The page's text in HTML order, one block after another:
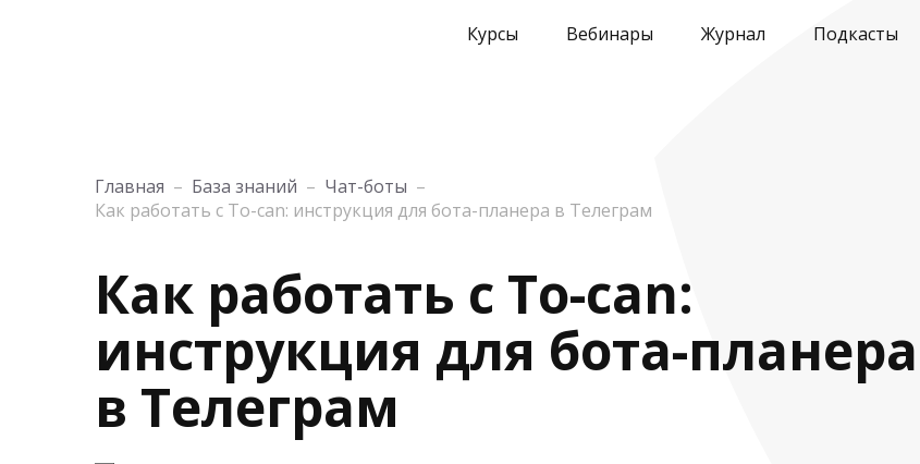
Курсы Вебинары Журнал Подкасты
Главная – База знаний – Чат-боты –
Как работать с To-can: инструкция для бота-планера в Телеграм
Как работать с To-can:
инструкция для бота-планера
в Телеграм